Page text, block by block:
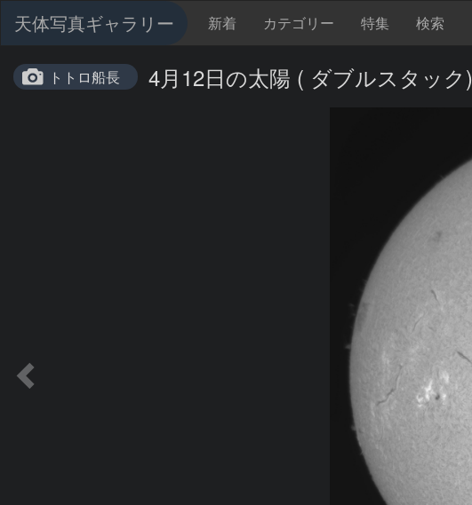
天体写真ギャラリー 新着 カテゴリー 特集 検索
トトロ船長 4月12日の太陽 ( ダブルスタック)